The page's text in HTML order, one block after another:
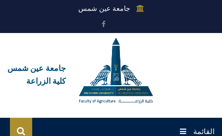
جامعة عين شمس
جامعة عين شمس
كلية الزراعة
القائمة